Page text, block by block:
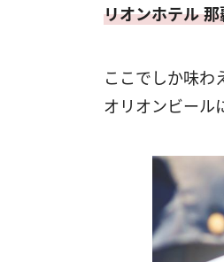
リオンホテル 那
ここでしか味わ
オリオンビール